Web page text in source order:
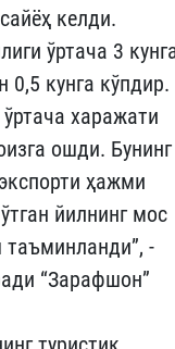
келди.
ўртача 3
0,5 кунга кўпдир.
харажати
ошди. Бунинг
ҳажми
йилнинг мос
-
“Зарафшон”